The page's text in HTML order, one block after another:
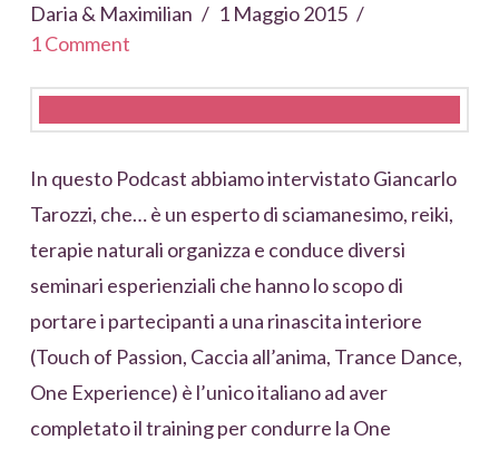
Daria & Maximilian
1 Maggio 2015
1 Comment
In questo Podcast abbiamo intervistato Giancarlo
Tarozzi, che… è un esperto di sciamanesimo, reiki,
terapie naturali organizza e conduce diversi
seminari esperienziali che hanno lo scopo di
portare i partecipanti a una rinascita interiore
(Touch of Passion, Caccia all’anima, Trance Dance,
One Experience) è l’unico italiano ad aver
completato il training per condurre la One